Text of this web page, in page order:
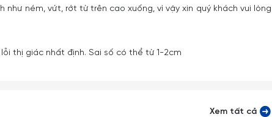
ném, vứt, rớt từ trên cao xuống, vì vậy xin quý khách vui lòng
thị giác nhất định. Sai số có thể từ 1-2cm
Xem tất cả